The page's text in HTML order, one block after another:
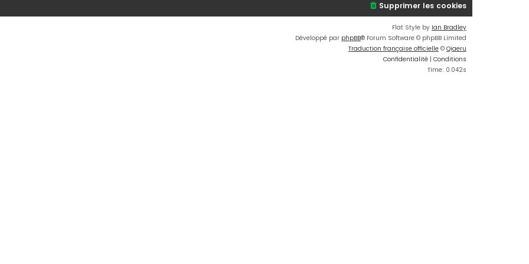
Supprimer les cookies
Flat Style by Ian Bradley
Développé par phpBB® Forum Software © phpBB Limited
Traduction française officielle © Qiaeru
Confidentialité | Conditions
Time: 0.042s